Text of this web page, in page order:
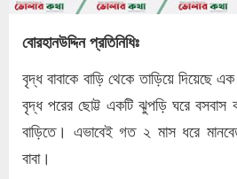
বোরহানউদ্দিন প্রতিনিধিঃ
বৃদ্ধ বাবাকে বাড়ি থেকে তাড়িয়ে দিয়েছে
বৃদ্ধ পরের ছোট্ট একটি ঝুপড়ি ঘরে বসবাস
বাড়িতে। এভাবেই গত ২ মাস ধরে
বাবা।